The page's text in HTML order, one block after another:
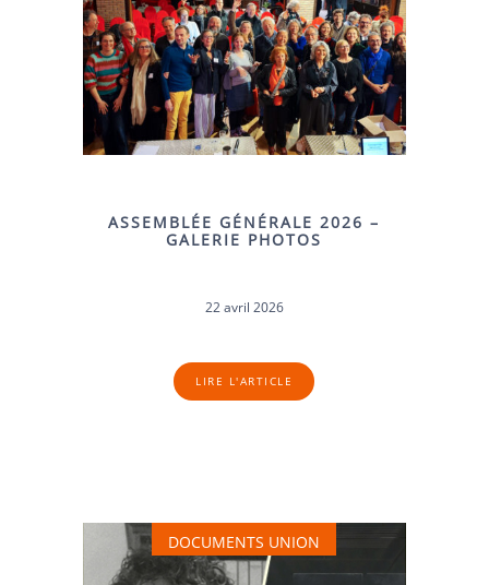
ASSEMBLÉE GÉNÉRALE 2026 –
GALERIE PHOTOS
22 avril 2026
LIRE L'ARTICLE
DOCUMENTS UNION